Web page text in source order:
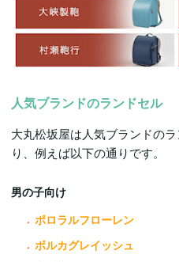
人気ブランドのランドセル
大丸松坂屋は人気ブランドの
り、例えば以下の通りです。
男の子向け
ポロラルフローレン
ボルカグレイッシュ